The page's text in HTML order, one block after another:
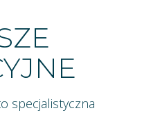
specjalistyczna